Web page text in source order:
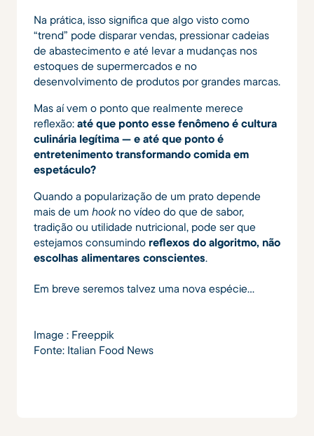
Na prática, isso significa que algo visto como
“trend” pode disparar vendas, pressionar cadeias
de abastecimento e até levar a mudanças nos
estoques de supermercados e no
desenvolvimento de produtos por grandes marcas.
Mas aí vem o ponto que realmente merece
reflexão: até que ponto esse fenômeno é cultura
culinária legítima — e até que ponto é
entretenimento transformando comida em
espetáculo?
Quando a popularização de um prato depende
mais de um hookno vídeo do que de sabor,
tradição ou utilidade nutricional, pode ser que
estejamos consumindo reflexos do algoritmo, não
escolhas alimentares conscientes.
Em breve seremos talvez uma nova espécie...
Image : Freeppik
Fonte: Italian Food News